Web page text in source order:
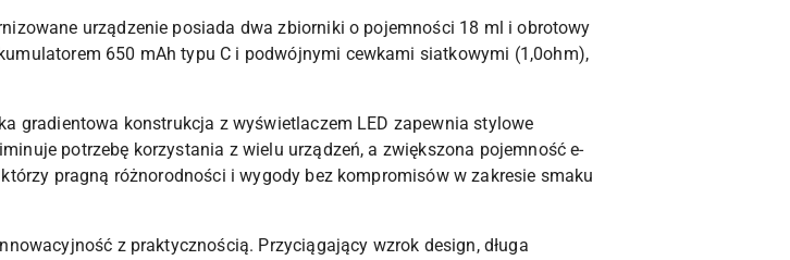
urządzenie posiada dwa zbiorniki o pojemności 18 ml i obrotowy
650 mAh typu C i podwójnymi cewkami siatkowymi (1,0ohm),
gradientowa konstrukcja z wyświetlaczem LED zapewnia stylowe
potrzebę korzystania z wielu urządzeń, a zwiększona pojemność e-
pragną różnorodności i wygody bez kompromisów w zakresie smaku
z praktycznością. Przyciągający wzrok design, długa